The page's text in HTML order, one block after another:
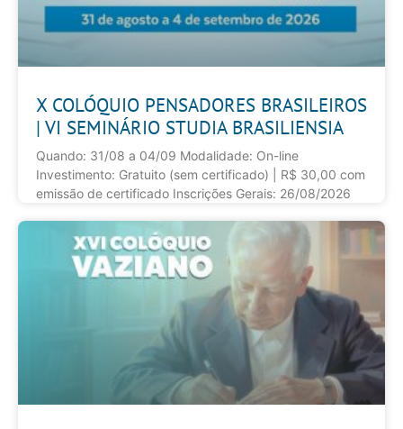
X COLÓQUIO PENSADORES BRASILEIROS
| VI SEMINÁRIO STUDIA BRASILIENSIA
Quando: 31/08 a 04/09 Modalidade: On-line
Investimento: Gratuito (sem certificado) | R$ 30,00 com
emissão de certificado Inscrições Gerais: 26/08/2026